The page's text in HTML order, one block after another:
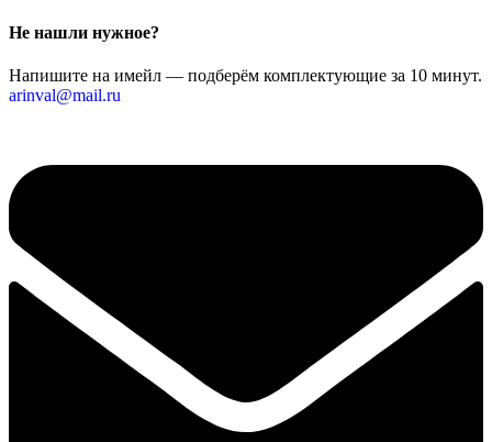
Не нашли нужное?
Напишите на имейл — подберём комплектующие за 10 минут.
arinval@mail.ru